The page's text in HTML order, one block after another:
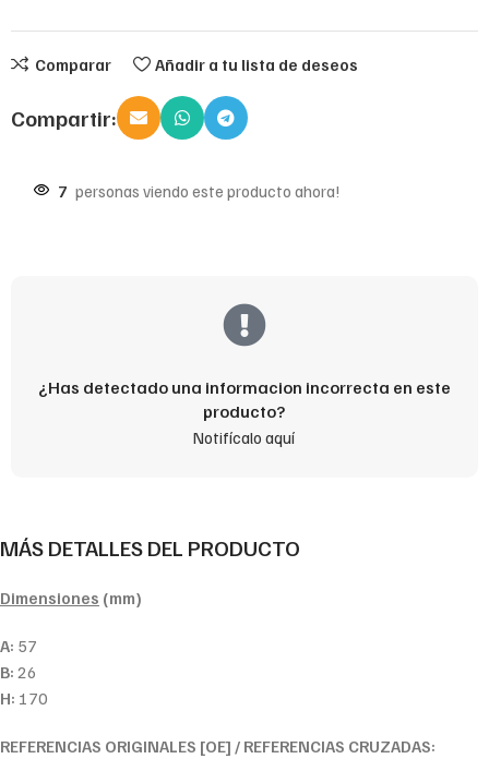
Comparar Añadir a tu lista de deseos
Compartir:
7 personas viendo este producto ahora!
¿Has detectado una informacion incorrecta en este
producto?
Notifícalo aquí
MÁS DETALLES DEL PRODUCTO
Dimensiones (mm)
A: 57
B: 26
H: 170
REFERENCIAS ORIGINALES [OE] / REFERENCIAS CRUZADAS: